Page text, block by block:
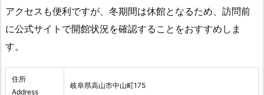
アクセスも便利ですが、冬期間は休館となるため、訪問前
に公式サイトで開館状況を確認することをおすすめしま
す。
住所
Address
岐阜県高山市中山町175